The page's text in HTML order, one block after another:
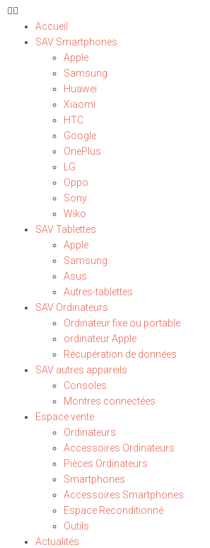
Accueil
SAV Smartphones
Apple
Samsung
Huawei
Xiaomi
HTC
Google
OnePlus
LG
Oppo
Sony
Wiko
SAV Tablettes
Apple
Samsung
Asus
Autres-tablettes
SAV Ordinateurs
Ordinateur fixe ou portable
ordinateur Apple
Récupération de données
SAV autres appareils
Consoles
Montres connectées
Espace vente
Ordinateurs
Accessoires Ordinateurs
Pièces Ordinateurs
Smartphones
Accessoires Smartphones
Espace Reconditionné
Outils
Actualités